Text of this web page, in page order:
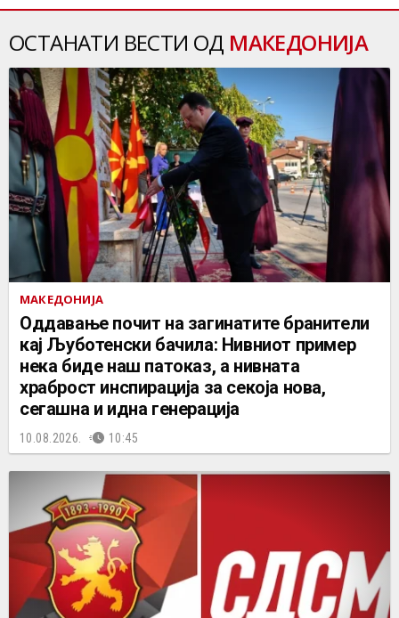
ОСТАНАТИ ВЕСТИ ОД МАКЕДОНИЈА
МАКЕДОНИЈА
Оддавање почит на загинатите бранители
кај Љуботенски бачила: Нивниот пример
нека биде наш патоказ, а нивната
храброст инспирација за секоја нова,
сегашна и идна генерација
10.08.2026. 10:45